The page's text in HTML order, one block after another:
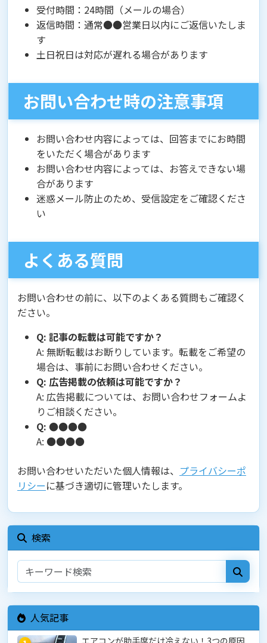
受付時間：24時間（メールの場合）
返信時間：通常●●営業日以内にご返信いたしま
す
土日祝日は対応が遅れる場合があります
お問い合わせ時の注意事項
お問い合わせ内容によっては、回答までにお時間
をいただく場合があります
お問い合わせ内容によっては、お答えできない場
合があります
迷惑メール防止のため、受信設定をご確認くださ
い
よくある質問
お問い合わせの前に、以下のよくある質問もご確認く
ださい。
Q: 記事の転載は可能ですか？
A: 無断転載はお断りしています。転載をご希望の
場合は、事前にお問い合わせください。
Q: 広告掲載の依頼は可能ですか？
A: 広告掲載については、お問い合わせフォームよ
りご相談ください。
Q: ●●●●
A: ●●●●
お問い合わせいただいた個人情報は、 プライバシーポ
リシーに基づき適切に管理いたします。
検索
人気記事
エアコンが助手席だけ冷えない！3つの原因